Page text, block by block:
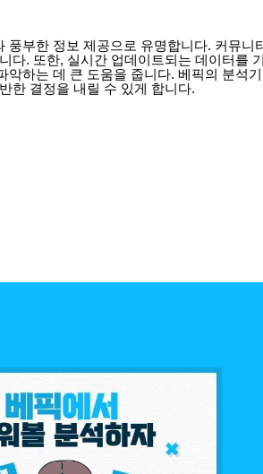
부한 정보 제공으로 유명합니다. 커뮤니
다. 또한, 실시간 업데이트되는 데이터를
하는 데 큰 도움을 줍니다. 베픽의 분석
한 결정을 내릴 수 있게 합니다.